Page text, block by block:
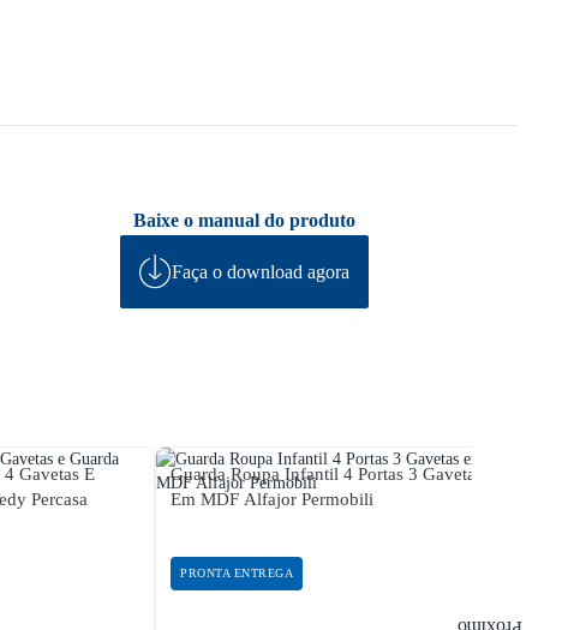
Baixe o manual do produto
Faça o download agora
Gavetas E
Percasa
Guarda Roupa Infantil 4 Portas 3 Gavetas
Em MDF Alfajor Permobili
PRONTA ENTREGA